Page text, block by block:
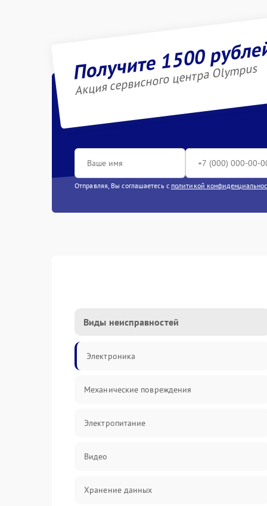
Получите 1500
Акция сервисного центра Olympus
Отправляя, Вы соглашаетесь с политикой
Виды неисправностей
Электроника
Механические повреждения
Электропитание
Видео
Хранение данных